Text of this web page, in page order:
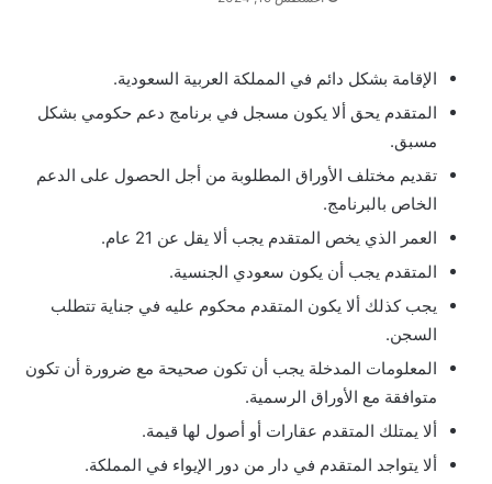
الإقامة بشكل دائم في المملكة العربية السعودية.
المتقدم يحق ألا يكون مسجل في برنامج دعم حكومي بشكل
مسبق.
تقديم مختلف الأوراق المطلوبة من أجل الحصول على الدعم
الخاص بالبرنامج.
العمر الذي يخص المتقدم يجب ألا يقل عن 21 عام.
المتقدم يجب أن يكون سعودي الجنسية.
يجب كذلك ألا يكون المتقدم محكوم عليه في جناية تتطلب
السجن.
المعلومات المدخلة يجب أن تكون صحيحة مع ضرورة أن تكون
متوافقة مع الأوراق الرسمية.
ألا يمتلك المتقدم عقارات أو أصول لها قيمة.
ألا يتواجد المتقدم في دار من دور الإيواء في المملكة.